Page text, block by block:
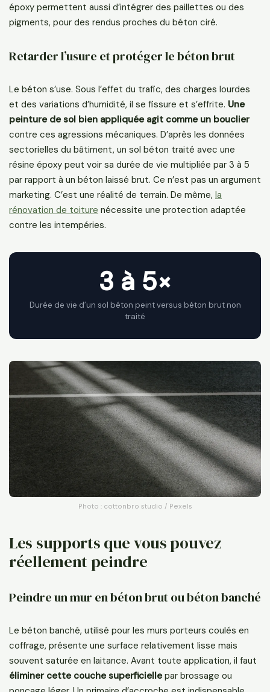
époxy permettent aussi d’intégrer des paillettes ou des
pigments, pour des rendus proches du béton ciré.
Retarder l’usure et protéger le béton brut
Le béton s’use. Sous l’effet du trafic, des charges lourdes
et des variations d’humidité, il se fissure et s’effrite. Une
peinture de sol bien appliquée agit comme un bouclier
contre ces agressions mécaniques. D’après les données
sectorielles du bâtiment, un sol béton traité avec une
résine époxy peut voir sa durée de vie multipliée par 3 à 5
par rapport à un béton laissé brut. Ce n’est pas un argument
marketing. C’est une réalité de terrain. De même, la
rénovation de toiture nécessite une protection adaptée
contre les intempéries.
3 à 5×
Durée de vie d’un sol béton peint versus béton brut non
traité
Photo : cottonbro studio / Pexels
Les supports que vous pouvez
réellement peindre
Peindre un mur en béton brut ou béton banché
Le béton banché, utilisé pour les murs porteurs coulés en
coffrage, présente une surface relativement lisse mais
souvent saturée en laitance. Avant toute application, il faut
éliminer cette couche superficiellepar brossage ou